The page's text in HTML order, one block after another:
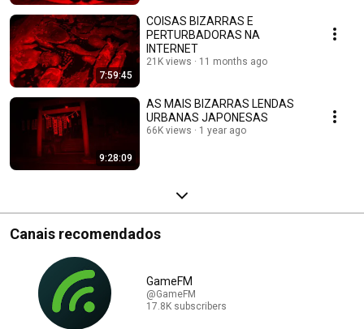
7:59:45
COISAS BIZARRAS E
PERTURBADORAS NA
INTERNET
21K views 11 months ago
9:28:09
AS MAIS BIZARRAS LENDAS
URBANAS JAPONESAS
66K views 1 year ago
Canais recomendados
GameFM
@GameFM
17.8K subscribers